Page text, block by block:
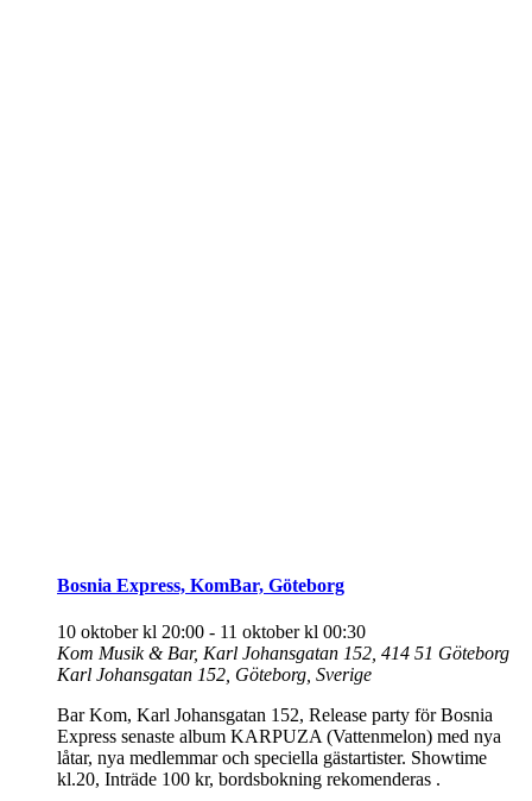
Bosnia Express, KomBar, Göteborg
10 oktober kl 20:00 - 11 oktober kl 00:30
Kom Musik & Bar, Karl Johansgatan 152, 414 51 Göteborg
Karl Johansgatan 152, Göteborg, Sverige
Bar Kom, Karl Johansgatan 152, Release party för Bosnia
Express senaste album KARPUZA (Vattenmelon) med nya
låtar, nya medlemmar och speciella gästartister. Showtime
kl.20, Inträde 100 kr, bordsbokning rekomenderas .